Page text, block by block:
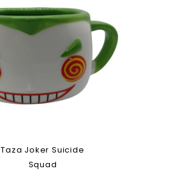
Taza Joker Suicide
Squad